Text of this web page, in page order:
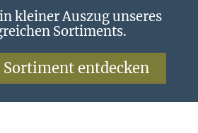
kleiner Auszug unseres
Sortiments.
Sortiment entdecken